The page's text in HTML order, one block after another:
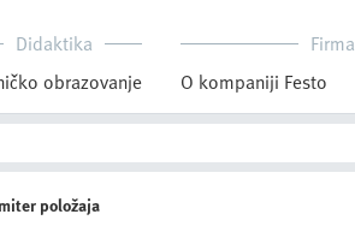
Didaktika
obrazovanje
Firma
O kompaniji Festo
položaja